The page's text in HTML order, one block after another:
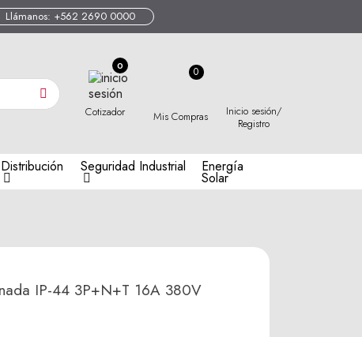
Llámanos: +562 2690 0000
0
Cotizador Mis Compras
Inicio sesión/
Registro
Distribución Seguridad Industrial Energía
Solar
IP-44 3P+N+T 16A 380V